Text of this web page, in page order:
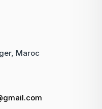
Maroc